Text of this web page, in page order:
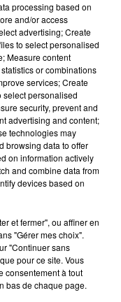
jour :
du monde.
êtes tous
ED SHEERAN
Shape Of You
processing based on
and/or access
advertising; Create
to select personalised
Measure content
or combinations
services; Create
select personalised
security, prevent and
advertising and content;
technologies may
browsing data to offer
on information actively
and combine data from
devices based on
et fermer", ou affiner en
"Gérer mes choix".
"Continuer sans
pour ce site. Vous
consentement à tout
bas de chaque page.